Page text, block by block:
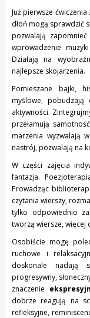
Już pierwsze
dłoń mogą sprawdzić
pozwalają
wprowadzenie
Działają na
najlepsze skojarzenia.
Pomieszane bajki,
myślowe, pobudzają
aktywności.
przełamują
marzenia wyzwalają
nastrój, pozwalają na
W części zajęcia
fantazja.
Prowadząc
czytania wierszy,
tylko odpowiednio
tworzą wiersze, więcej
Osobiście mogę
ruchowe i
doskonale nadają
progresywny,
znaczenie
dobrze reagują na
refleksyjne,